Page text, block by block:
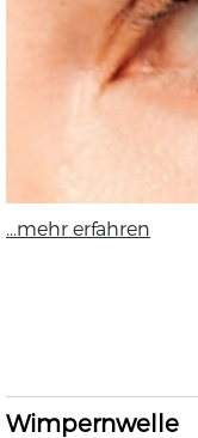
...mehr erfahren
Wimpernwelle